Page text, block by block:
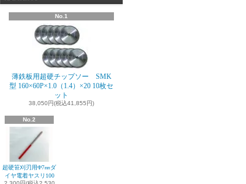
No.1
薄鉄板用超硬チップソー SMK
型 160×60P×1.0（1.4）×20 10枚セ
ット
38,050円(税込41,855円)
No.2
超硬笹刈刃用Φ7㎜ダ
イヤ電着ヤスリ100